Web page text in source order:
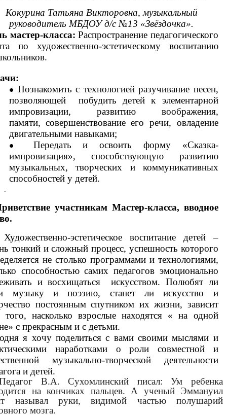
Кокурина Татьяна Викторовна, музыкальный
руководитель МБДОУ д/с №13 «Звёздочка».
мастер-класса:Распространение педагогического
по художественно-эстетическому воспитанию
Познакомить с технологией разучивание песен,
позволяющей побудить детей к элементарной
импровизации, развитию воображения,
памяти, совершенствование его речи, овладение
двигательными навыками;
Передать и освоить форму «Сказка-
импровизация», способствующую развитию
музыкальных, творческих и коммуникативных
способностей у детей.
участникам Мастер-класса, вводное
Художественно-эстетическое воспитание детей –
тонкий и сложный процесс, успешность которого
не столько программами и технологиями,
способностью самих педагогов эмоционально
и восхищаться искусством. Полюбят ли
музыку и поэзию, станет ли искусство и
постоянным спутником их жизни, зависит
насколько взрослые находятся « на одной
с прекрасным и с детьми.
я хочу поделиться с вами своими мыслями и
наработками о роли совместной и
музыкально-творческой деятельности
и детей.
В.А. Сухомлинский писал: Ум ребенка
на кончиках пальцев. А ученый Эммануил
называл руки, видимой частью полушарий
мозга.